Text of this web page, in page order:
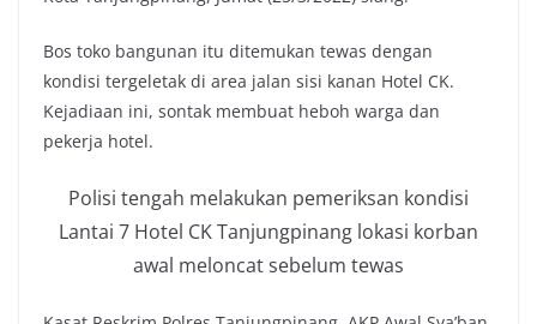
Bos toko bangunan itu ditemukan tewas dengan
kondisi tergeletak di area jalan sisi kanan Hotel CK.
Kejadiaan ini, sontak membuat heboh warga dan
pekerja hotel.
Polisi tengah melakukan pemeriksan kondisi
Lantai 7 Hotel CK Tanjungpinang lokasi korban
awal meloncat sebelum tewas